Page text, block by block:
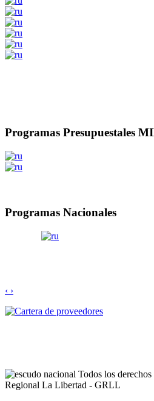
Programas Presupuestales
Programas Nacionales
‹ ›
Todos los
Regional La Libertad - GRLL